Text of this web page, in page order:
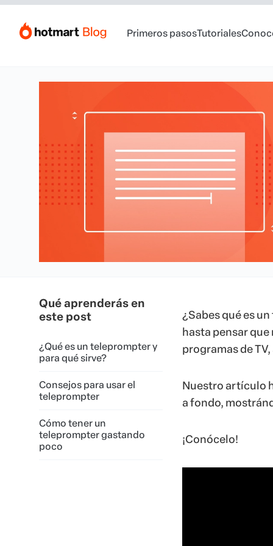
Primeros pasosTutoriales
Qué aprenderás en
este post
¿Qué es un teleprompter y
para qué sirve?
Consejos para usar el
teleprompter
Cómo tener un
teleprompter gastando
poco
¿Sabes qué es
hasta pensar
programas de
Nuestro artículo
a fondo,
¡Conócelo!